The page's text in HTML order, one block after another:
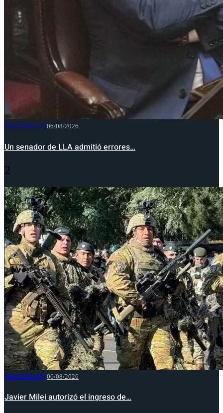
NACIONALES 06/08/2026
Un senador de LLA admitió errores…
2
NACIONALES 06/08/2026
Javier Milei autorizó el ingreso de…